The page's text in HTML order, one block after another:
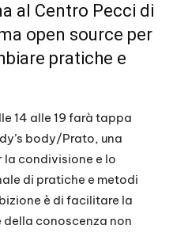
al Centro Pecci di
open source per
pratiche e
14 alle 19 farà tappa
body/Prato, una
condivisione e lo
di pratiche e metodi
è di facilitare la
conoscenza non